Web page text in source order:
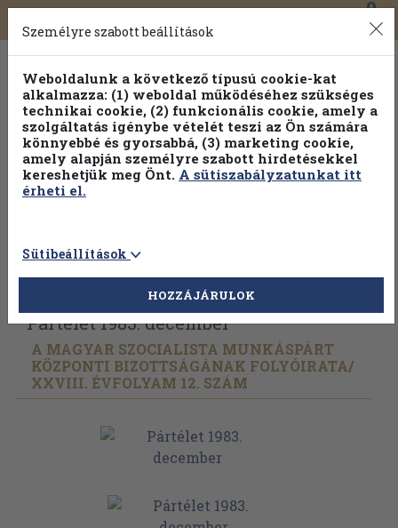
Toggle
navigation
0
Válogasson több mint 1.000.000 kiadványunk közül
100% kedvezménnyel!
Vissza az előző oldalra Válasszon példányt
Pártélet 1983. december
A MAGYAR SZOCIALISTA MUNKÁSPÁRT
KÖZPONTI BIZOTTSÁGÁNAK FOLYÓIRATA/
XXVIII. ÉVFOLYAM 12. SZÁM
Személyre szabott beállítások
Weboldalunk a következő típusú cookie-kat
alkalmazza: (1) weboldal működéséhez szükséges
technikai cookie, (2) funkcionális cookie, amely a
szolgáltatás igénybe vételét teszi az Ön számára
könnyebbé és gyorsabbá, (3) marketing cookie,
amely alapján személyre szabott hirdetésekkel
kereshetjük meg Önt. A sütiszabályzatunkat itt
érheti el.
Sütibeállítások
HOZZÁJÁRULOK